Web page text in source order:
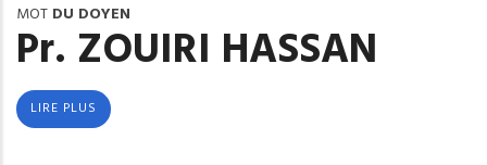
MOT DU DOYEN
Pr. ZOUIRI HASSAN
LIRE PLUS